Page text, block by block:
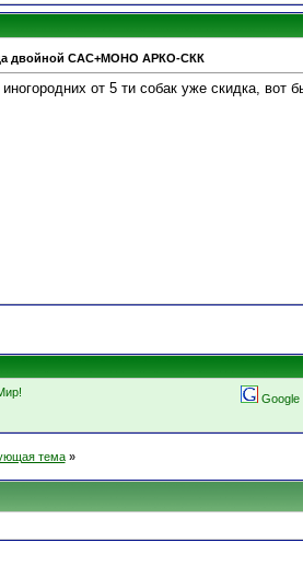
двойной САС+МОНО АРКО-СКК
от 5 ти собак уже скидка, вот
Google
тема »